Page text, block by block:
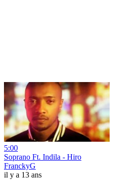
5:00
Soprano Ft. Indila - Hiro
FranckyG
il y a 13 ans